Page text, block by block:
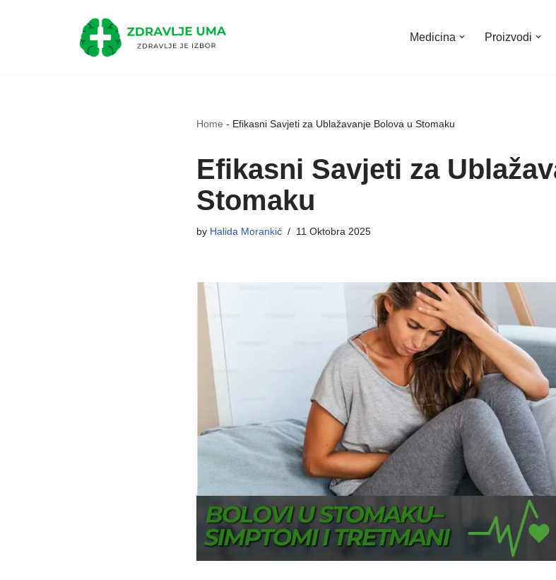
Medicina Proizvodi
Home - Efikasni Savjeti za Ublažavanje Bolova u Stomaku
Efikasni Savjeti za
Stomaku
by Halida Morankić 11 Oktobra 2025